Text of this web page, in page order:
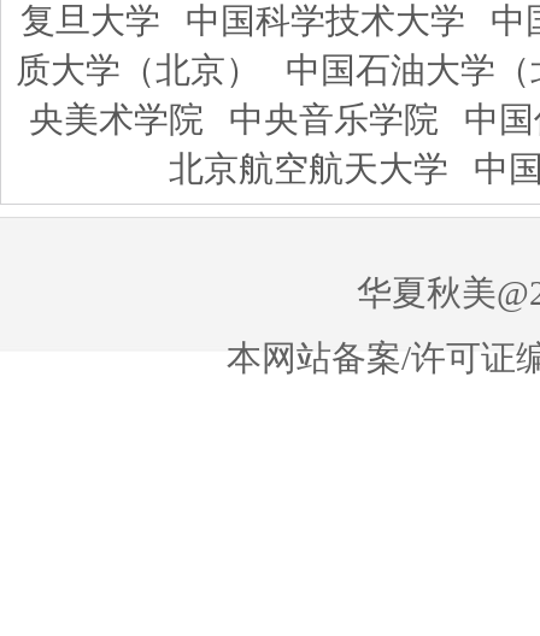
复旦大学
中国科学技术大学
中
质大学（北京）
中国石油大学（
央美术学院
中央音乐学院
中
北京航空航天大学
中
华夏秋美
本网站备案/许可证